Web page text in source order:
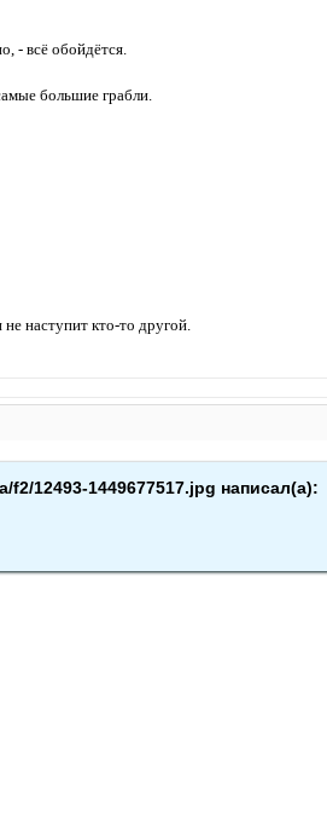
- всё обойдётся.
большие грабли.
наступит кто-то другой.
12493-1449677517.jpg написал(а):